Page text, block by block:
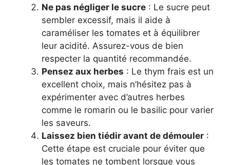
Ne pas négliger le sucre : Le sucre peut
sembler excessif, mais il aide à
caraméliser les tomates et à équilibrer
leur acidité. Assurez-vous de bien
respecter la quantité recommandée.
Pensez aux herbes : Le thym frais est un
excellent choix, mais n’hésitez pas à
expérimenter avec d’autres herbes
comme le romarin ou le basilic pour varier
les saveurs.
Laissez bien tiédir avant de démouler :
Cette étape est cruciale pour éviter que
les tomates ne tombent lorsque vous